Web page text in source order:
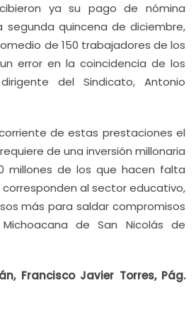
ya su pago de nómina
segunda quincena de diciembre,
de 150 trabajadores de los
error en la coincidencia de los
del Sindicato, Antonio
de estas prestaciones el
de una inversión millonaria
millones de los que hacen falta
al sector educativo,
más para saldar compromisos
de San Nicolás de
Francisco Javier Torres, Pág.